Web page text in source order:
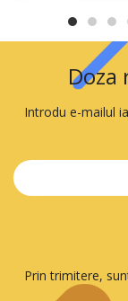
Doza
Introdu e-mailul
Prin trimitere,